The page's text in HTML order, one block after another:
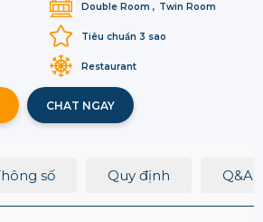
Double Room
Twin Room
Tiêu chuẩn 3 sao
Restaurant
CHAT NGAY
số Quy định Q&A